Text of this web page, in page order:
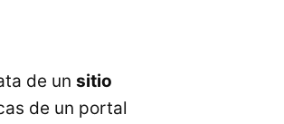
de un sitio
de un portal